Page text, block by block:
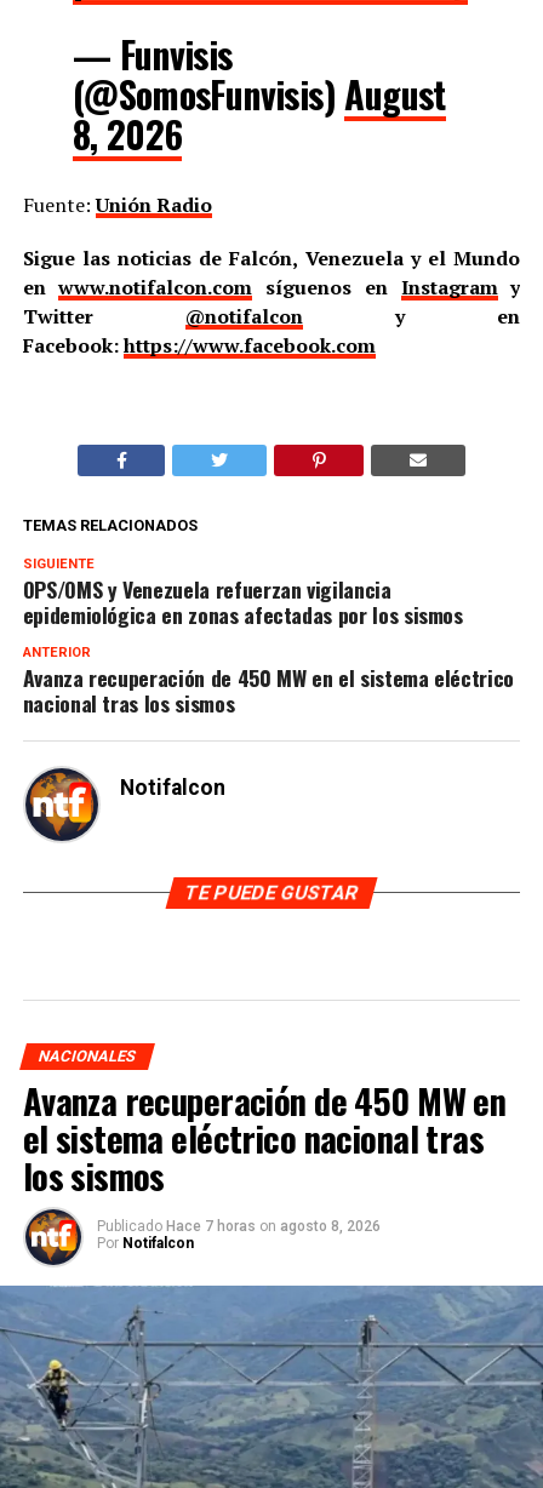
— Funvisis
(@SomosFunvisis) August
8, 2026
enwww.notifalcon.comsíguenos enInstagramy
Twitter@notifalcony en
Facebook:
https://www.facebook.com
OPS/OMS y Venezuela refuerzan vigilancia
epidemiológica en zonas afectadas por los sismos
ANTERIOR
Avanza recuperación de 450 MW en el sistema eléctrico
nacional tras los sismos
Avanza recuperación de 450 MW en
el sistema eléctrico nacional tras
los sismos
Por Notifalcon